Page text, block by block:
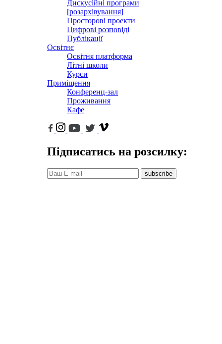
Дискусійні програми
[розархівування]
Просторові проекти
Цифрові розповіді
Публікації
Освітнє
Освітня платформа
Літні школи
Курси
Приміщення
Конференц-зал
Проживання
Кафе
Підписатись на розсилку:
subscribe